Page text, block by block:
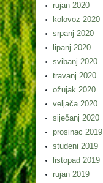
rujan 2020
kolovoz 2020
srpanj 2020
lipanj 2020
svibanj 2020
travanj 2020
ožujak 2020
veljača 2020
siječanj 2020
prosinac 2019
studeni 2019
listopad 2019
rujan 2019